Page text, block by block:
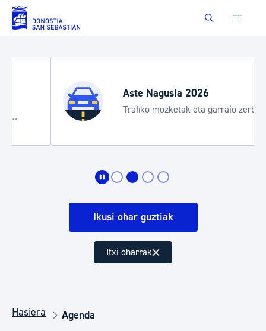
Eduki nagusira joan Buscar
Aste Nagusia 2026
Trafiko mozketak eta garraio zerbitzu
bereziak
Ikusi ohar guztiak
Itxi oharrak
Hasiera Agenda